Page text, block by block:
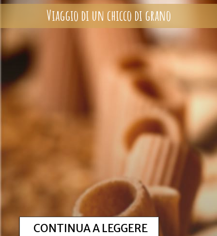
Viaggio di un chicco di grano
CONTINUA A LEGGERE